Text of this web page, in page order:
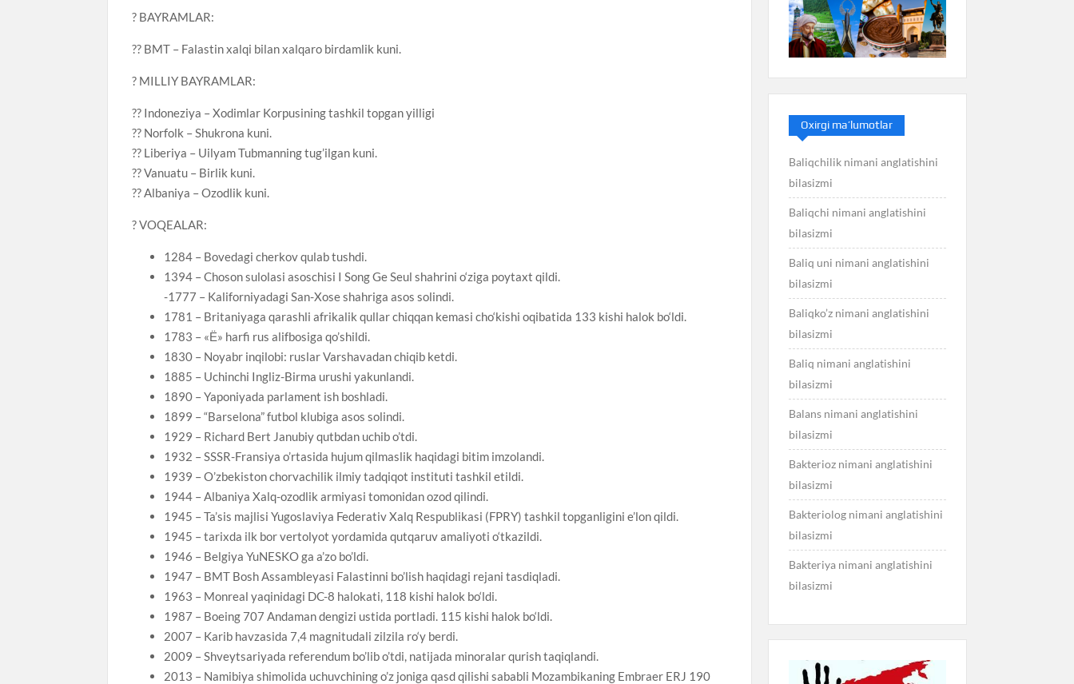
? BAYRAMLAR:
?? BMT – Falastin xalqi bilan xalqaro birdamlik kuni.
? MILLIY BAYRAMLAR:
?? Indoneziya – Xodimlar Korpusining tashkil topgan yilligi
?? Norfolk – Shukrona kuni.
?? Liberiya – Uilyam Tubmanning tug’ilgan kuni.
?? Vanuatu – Birlik kuni.
?? Albaniya – Ozodlik kuni.
? VOQEALAR:
1284 – Bovedagi cherkov qulab tushdi.
1394 – Choson sulolasi asoschisi I Song Ge Seul shahrini o‘ziga poytaxt qildi.
-1777 – Kaliforniyadagi San-Xose shahriga asos solindi.
1781 – Britaniyaga qarashli afrikalik qullar chiqqan kemasi cho‘kishi oqibatida 133 kishi halok bo‘ldi.
1783 – «Ё» harfi rus alifbosiga qo’shildi.
1830 – Noyabr inqilobi: ruslar Varshavadan chiqib ketdi.
1885 – Uchinchi Ingliz-Birma urushi yakunlandi.
1890 – Yaponiyada parlament ish boshladi.
1899 – “Barselona” futbol klubiga asos solindi.
1929 – Richard Bert Janubiy qutbdan uchib o’tdi.
1932 – SSSR-Fransiya o’rtasida hujum qilmaslik haqidagi bitim imzolandi.
1939 – O’zbekiston chorvachilik ilmiy tadqiqot instituti tashkil etildi.
1944 – Albaniya Xalq-ozodlik armiyasi tomonidan ozod qilindi.
1945 – Ta’sis majlisi Yugoslaviya Federativ Xalq Respublikasi (FPRY) tashkil topganligini e’lon qildi.
1945 – tarixda ilk bor vertolyot yordamida qutqaruv amaliyoti o‘tkazildi.
1946 – Belgiya YuNESKO ga a’zo bo’ldi.
1947 – BMT Bosh Assambleyasi Falastinni bo’lish haqidagi rejani tasdiqladi.
1963 – Monreal yaqinidagi DC-8 halokati, 118 kishi halok bo‘ldi.
1987 – Boeing 707 Andaman dengizi ustida portladi. 115 kishi halok bo‘ldi.
2007 – Karib havzasida 7,4 magnitudali zilzila ro‘y berdi.
2009 – Shveytsariyada referendum bo’lib o’tdi, natijada minoralar qurish taqiqlandi.
2013 – Namibiya shimolida uchuvchining o’z joniga qasd qilishi sababli Mozambikaning Embraer ERJ 190
Oxirgi ma’lumotlar
Baliqchilik nimani anglatishini
bilasizmi
Baliqchi nimani anglatishini
bilasizmi
Baliq uni nimani anglatishini
bilasizmi
Baliqko’z nimani anglatishini
bilasizmi
Baliq nimani anglatishini
bilasizmi
Balans nimani anglatishini
bilasizmi
Bakterioz nimani anglatishini
bilasizmi
Bakteriolog nimani anglatishini
bilasizmi
Bakteriya nimani anglatishini
bilasizmi